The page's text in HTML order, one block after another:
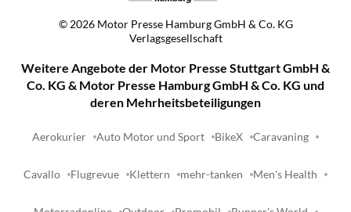
© 2026 Motor Presse Hamburg GmbH & Co. KG
Verlagsgesellschaft
Weitere Angebote der Motor Presse Stuttgart GmbH &
Co. KG & Motor Presse Hamburg GmbH & Co. KG und
deren Mehrheitsbeteiligungen
Aerokurier Auto Motor und Sport BikeX Caravaning
Cavallo Flugrevue Klettern mehr-tanken Men's Health